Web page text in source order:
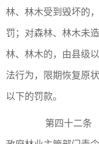
林、林木受到毁坏的
罚；对森林、林木未
林、林木的，由县级
法行为，限期恢复原
以下的罚款。
第四十二条